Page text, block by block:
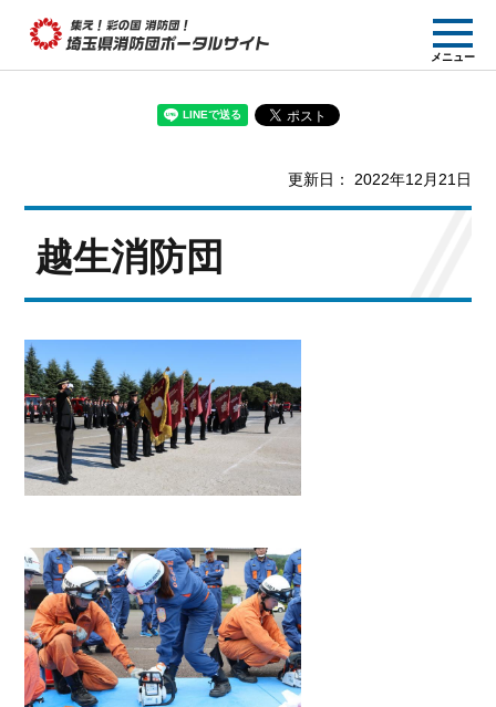
集え! 彩の国消防団!
埼玉県消防団ポー
タルサイト
メニュー
更新日： 2022年12月21日
越生消防団